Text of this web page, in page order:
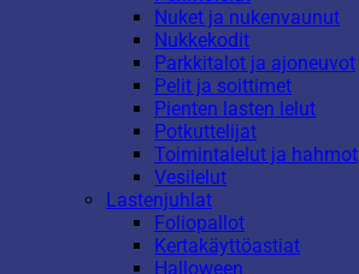
Nuket ja nukenvaunut
Nukkekodit
Parkkitalot ja ajoneuvot
Pelit ja soittimet
Pienten lasten lelut
Potkuttelijat
Toimintalelut ja hahmot
Vesilelut
Lastenjuhlat
Foliopallot
Kertakäyttöastiat
Halloween